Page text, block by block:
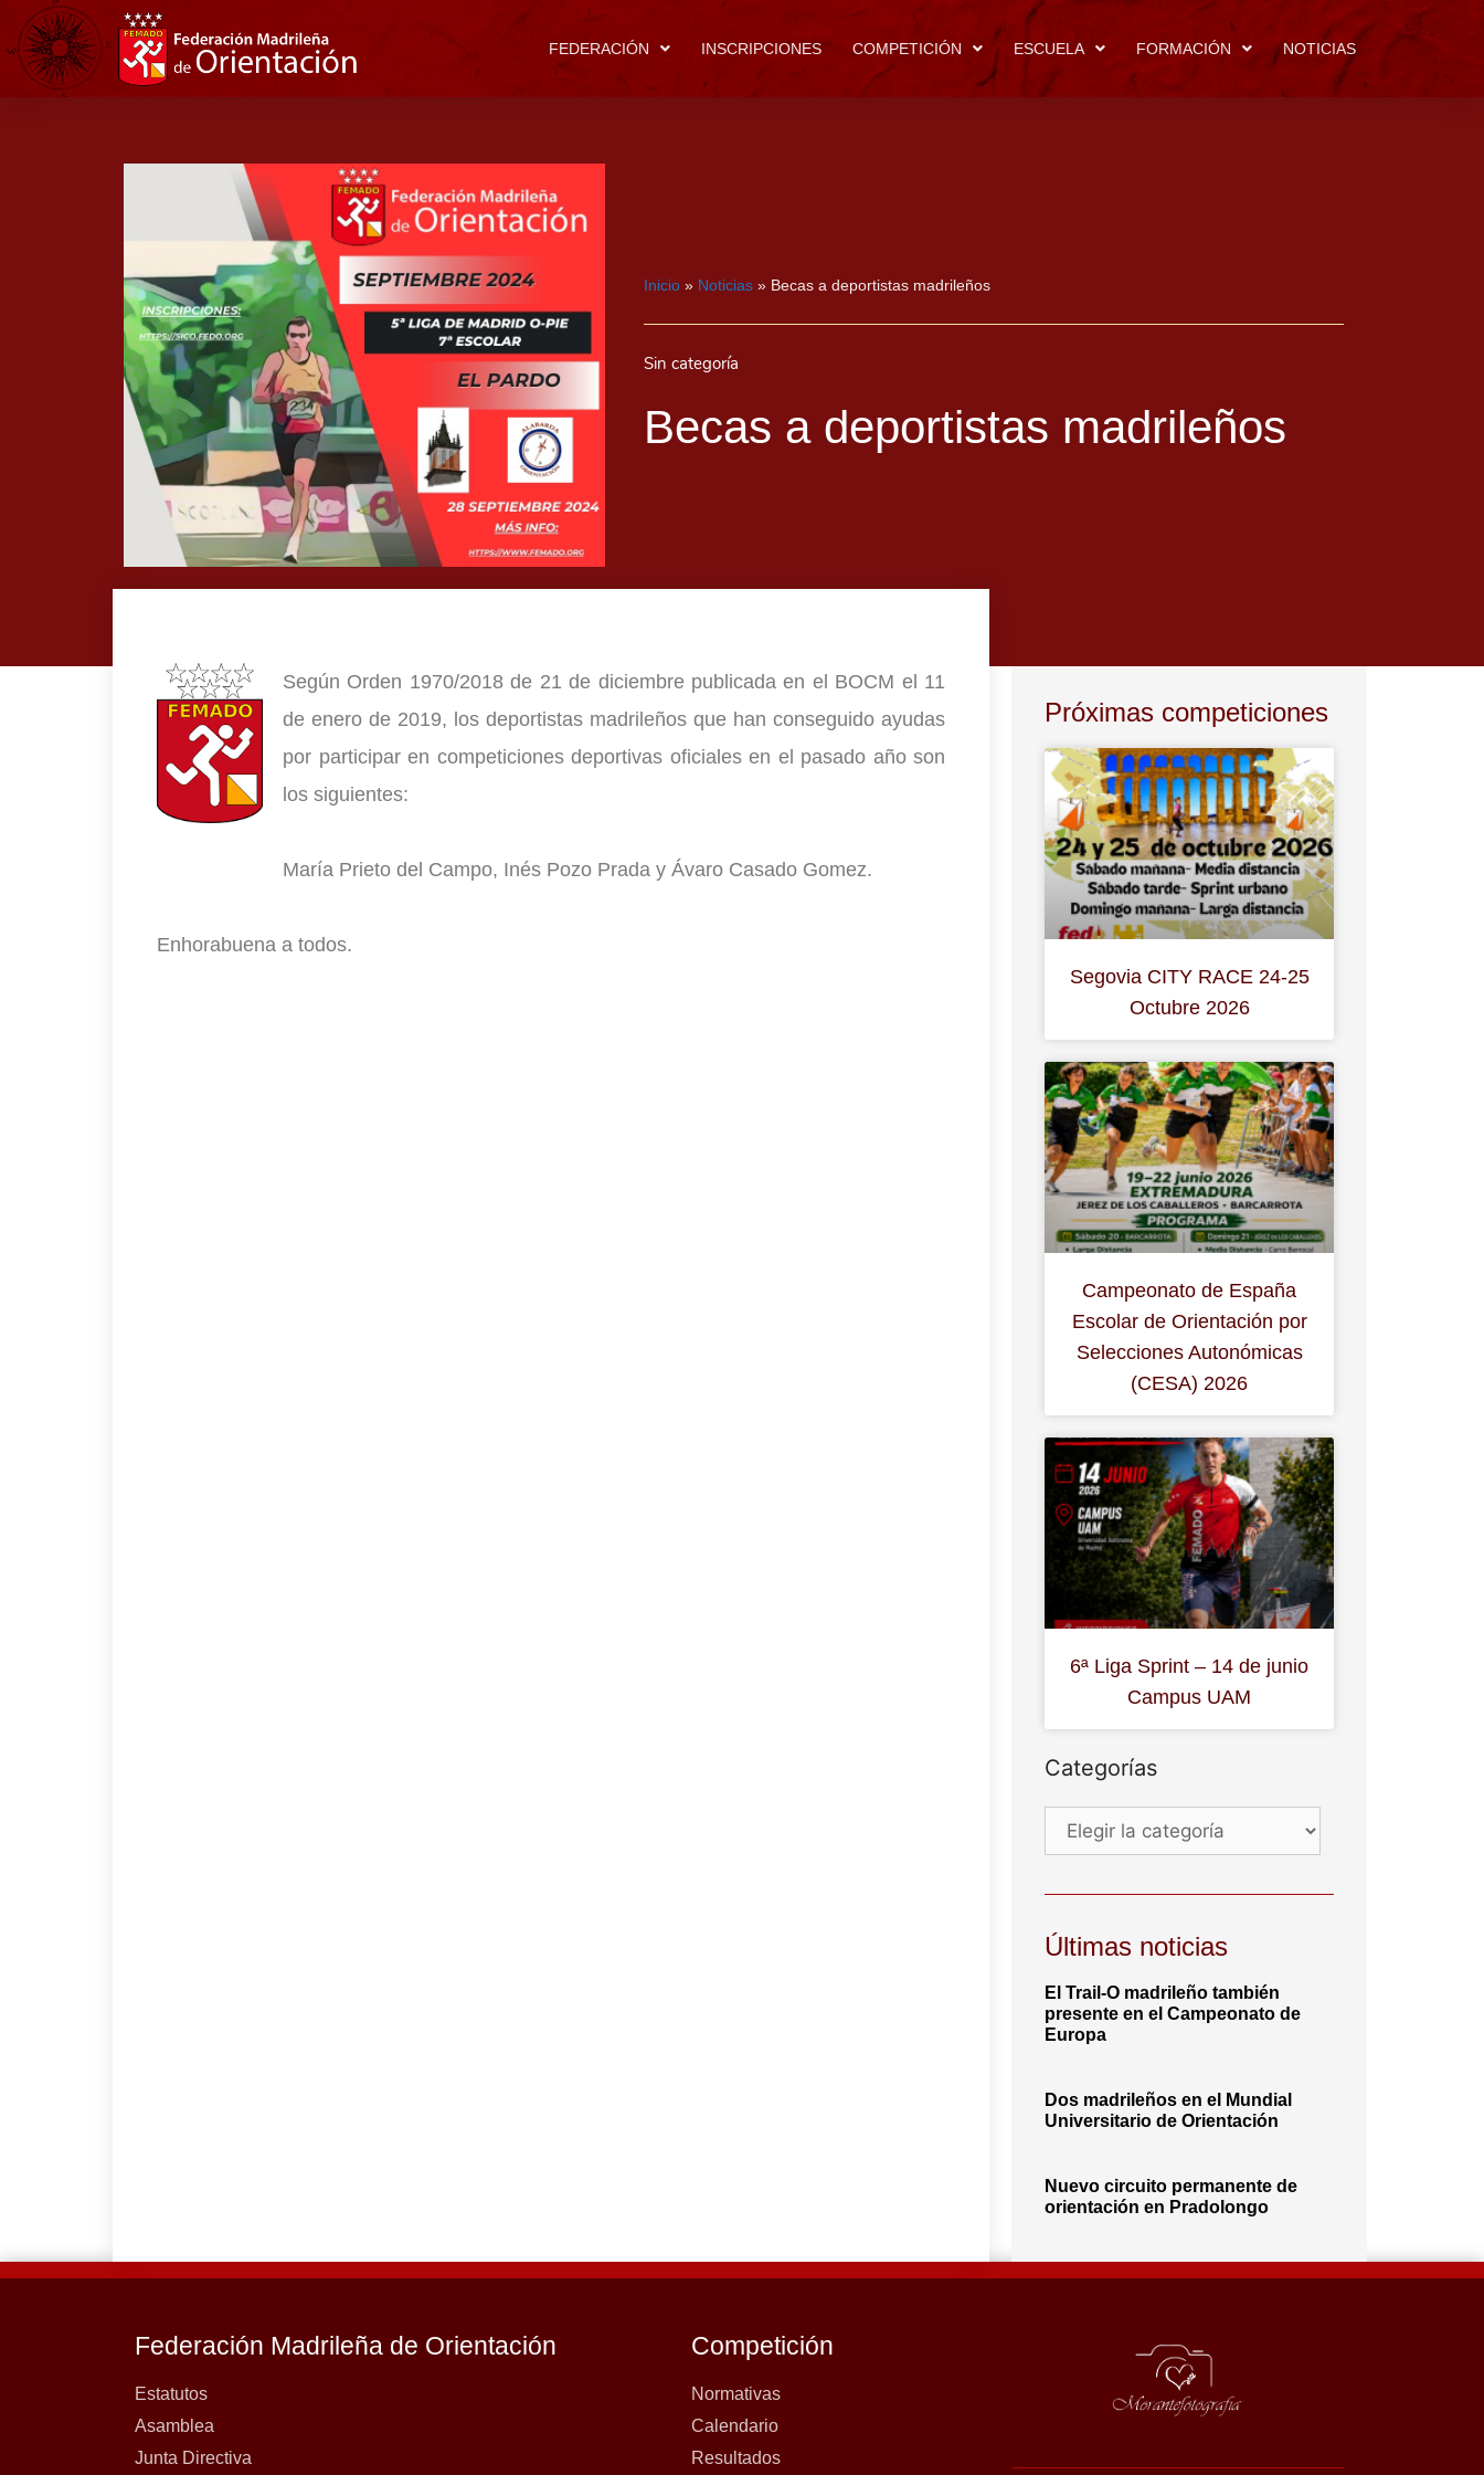
FEDERACIÓN INSCRIPCIONES COMPETICIÓN ESCUELA FORMACIÓN NOTICIAS
Inicio » Noticias » Becas a deportistas madrileños
Sin categoría
Becas a deportistas madrileños
Según Orden 1970/2018 de 21 de diciembre publicada en el BOCM el 11
de enero de 2019, los deportistas madrileños que han conseguido ayudas
por participar en competiciones deportivas oficiales en el pasado año son
los siguientes:
María Prieto del Campo, Inés Pozo Prada y Ávaro Casado Gomez.
Enhorabuena a todos.
Próximas competiciones
Segovia CITY RACE 24-25
Octubre 2026
Campeonato de España
Escolar de Orientación por
Selecciones Autonómicas
(CESA) 2026
6ª Liga Sprint – 14 de junio
Campus UAM
Categorías
Últimas noticias
El Trail-O madrileño también
presente en el Campeonato de
Europa
Dos madrileños en el Mundial
Universitario de Orientación
Nuevo circuito permanente de
orientación en Pradolongo
Federación Madrileña de Orientación
Estatutos
Asamblea
Junta Directiva
Competición
Normativas
Calendario
Resultados